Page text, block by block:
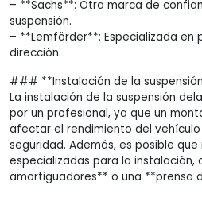
– **Sachs**: Otra marca de
suspensión.
– **Lemförder**: Especializada en
dirección.
### **Instalación de la
La instalación de la suspensión
por un profesional, ya que un
afectar el rendimiento del
seguridad. Además, es posible
especializadas para la
amortiguadores** o una **prensa